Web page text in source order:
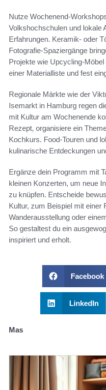
Nutze Wochenend-
Volkshochschulen und lokale
Erfahrungen. Keramik- oder
Fotografie-Spaziergänge
Projekte wie Upcycling-
einer Materialliste und fest
Regionale Märkte wie der
Isemarkt in Hamburg regen
mit Kultur am Wochenende
Rezept, organisiere ein
Kochkurs. Food-Touren und
kulinarische Entdeckungen
Ergänze dein Programm mit
kleinen Konzerten, um neue
zu knüpfen. Entscheide
Kultur, zum Beispiel mit einer
Wanderausstellung oder
So gestaltest du ein
inspiriert und erholt.
Facebook
LinkedIn
Mas